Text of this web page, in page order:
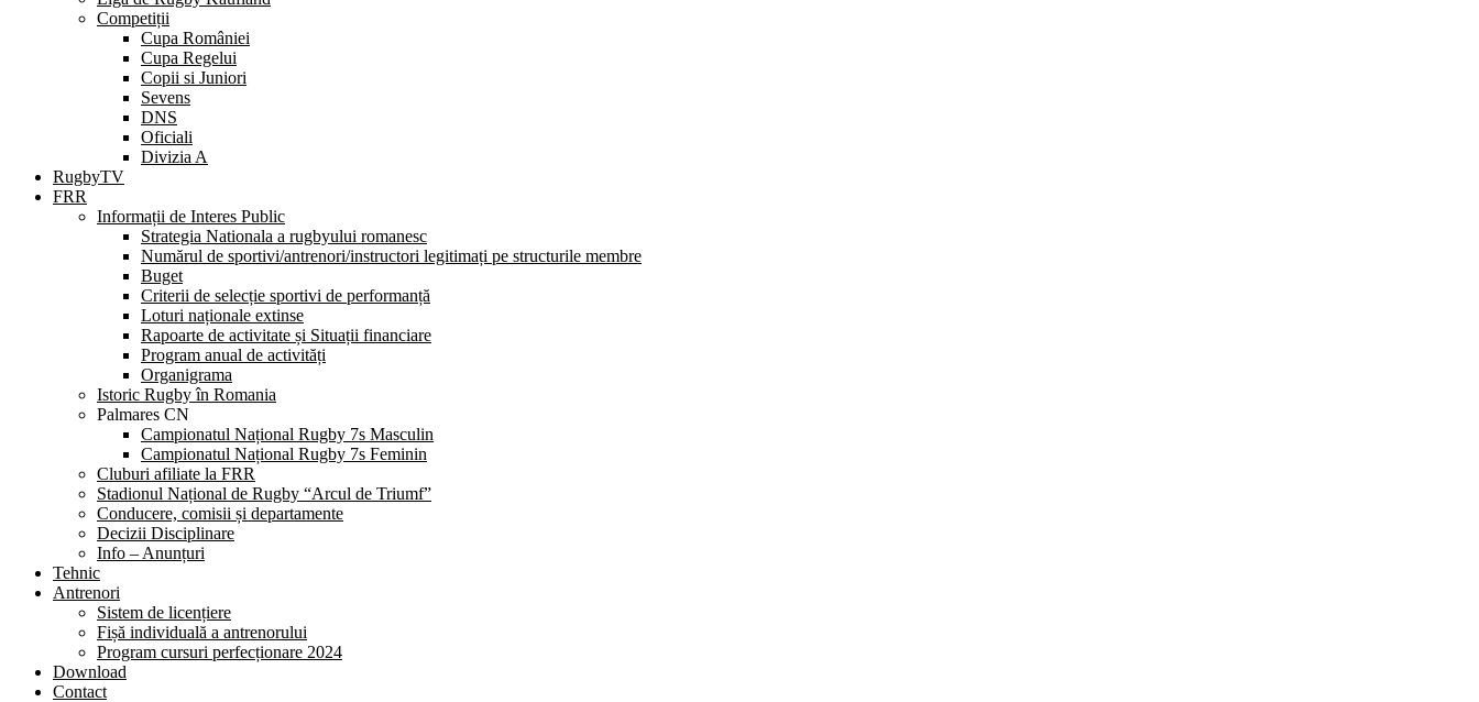
Competiții
Cupa României
Cupa Regelui
Copii si Juniori
Sevens
DNS
Oficiali
Divizia A
RugbyTV
FRR
Informații de Interes Public
Strategia Nationala a rugbyului romanesc
Numărul de sportivi/antrenori/instructori legitimați pe structurile membre
Buget
Criterii de selecție sportivi de performanță
Loturi naționale extinse
Rapoarte de activitate și Situații financiare
Program anual de activități
Organigrama
Istoric Rugby în Romania
Palmares CN
Campionatul Național Rugby 7s Masculin
Campionatul Național Rugby 7s Feminin
Cluburi afiliate la FRR
Stadionul Național de Rugby “Arcul de Triumf”
Conducere, comisii și departamente
Decizii Disciplinare
Info – Anunțuri
Tehnic
Antrenori
Sistem de licențiere
Fișă individuală a antrenorului
Program cursuri perfecționare 2024
Download
Contact